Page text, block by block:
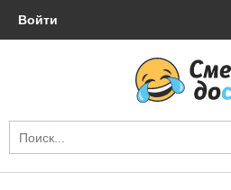
Войти